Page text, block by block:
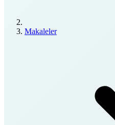
Makaleler